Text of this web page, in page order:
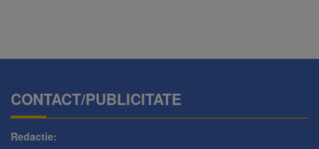
CONTACT/PUBLICITATE
Redactie: